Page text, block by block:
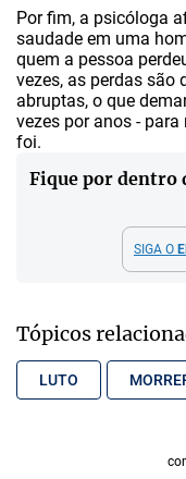
Por fim, a psicóloga
saudade em uma
quem a pessoa
vezes, as perdas são
abruptas, o que
vezes por anos -
foi.
Fique por dentro
SIGA O
Tópicos
LUTO